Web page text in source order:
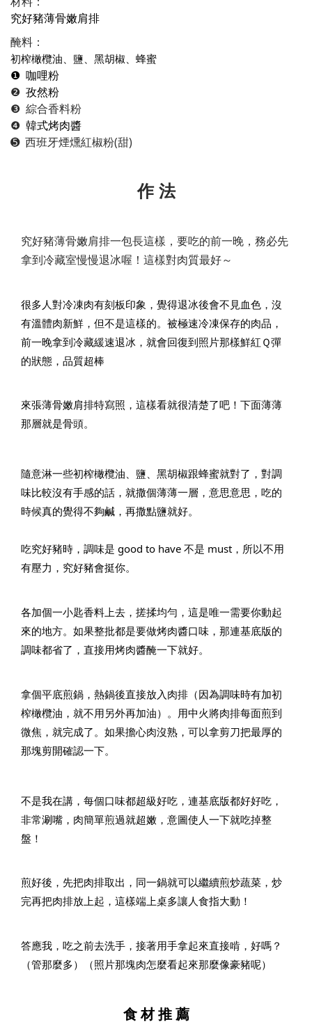
究好豬薄骨嫩肩排
醃料：
初榨橄欖油、鹽、黑胡椒、蜂蜜
❶ 咖哩粉
❷ 孜然粉
❸ 綜合香料粉
❹ 韓式烤肉醬
➎ 西班牙煙燻紅椒粉(甜)
作 法
究好豬薄骨嫩肩排一包長這樣，要吃的前一晚，務必先
拿到冷藏室慢慢退冰喔！這樣對肉質最好～
很多人對冷凍肉有刻板印象，覺得退冰後會不見血色，沒
有溫體肉新鮮，但不是這樣的。被極速冷凍保存的肉品，
前一晚拿到冷藏緩速退冰，就會回復到照片那樣鮮紅Ｑ彈
的狀態，品質超棒
來張薄骨嫩肩排特寫照，這樣看就很清楚了吧！下面薄薄
那層就是骨頭。
隨意淋一些初榨橄欖油、鹽、黑胡椒跟蜂蜜就對了，對調
味比較沒有手感的話，就撒個薄薄一層，意思意思，吃的
時候真的覺得不夠鹹，再撒點鹽就好。
吃究好豬時，調味是 good to have 不是 must，所以不用
有壓力，究好豬會挺你。
各加個一小匙香料上去，搓揉均勻，這是唯一需要你動起
來的地方。如果整批都是要做烤肉醬口味，那連基底版的
調味都省了，直接用烤肉醬醃一下就好。
拿個平底煎鍋，熱鍋後直接放入肉排（因為調味時有加初
榨橄欖油，就不用另外再加油）。用中火將肉排每面煎到
微焦，就完成了。如果擔心肉沒熟，可以拿剪刀把最厚的
那塊剪開確認一下。
不是我在講，每個口味都超級好吃，連基底版都好好吃，
非常涮嘴，肉簡單煎過就超嫩，意圖使人一下就吃掉整
盤！
煎好後，先把肉排取出，同一鍋就可以繼續煎炒蔬菜，炒
完再把肉排放上起，這樣端上桌多讓人食指大動！
答應我，吃之前去洗手，接著用手拿起來直接啃，好嗎？
（管那麼多）（照片那塊肉怎麼看起來那麼像豪豬呢）
食 材 推 薦